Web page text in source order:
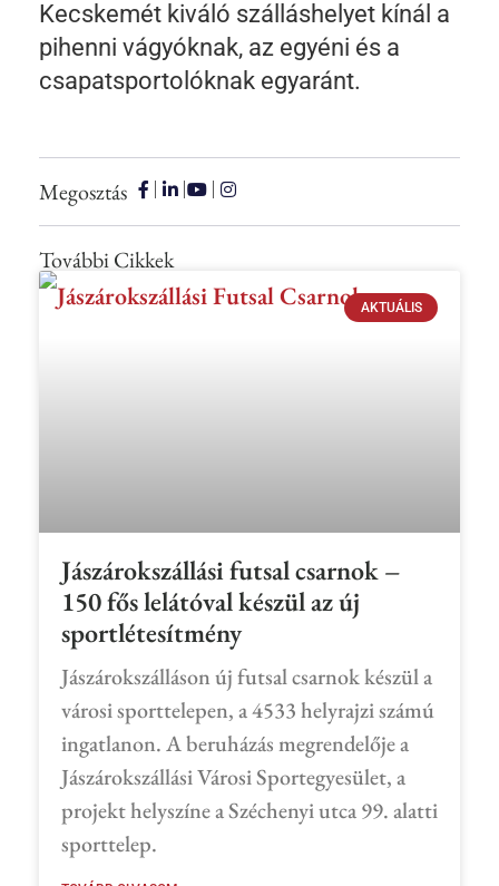
Kecskemét kiváló szálláshelyet kínál a
pihenni vágyóknak, az egyéni és a
csapatsportolóknak egyaránt.
Megosztás
További Cikkek
AKTUÁLIS
Jászárokszállási futsal csarnok –
150 fős lelátóval készül az új
sportlétesítmény
Jászárokszálláson új futsal csarnok készül a
városi sporttelepen, a 4533 helyrajzi számú
ingatlanon. A beruházás megrendelője a
Jászárokszállási Városi Sportegyesület, a
projekt helyszíne a Széchenyi utca 99. alatti
sporttelep.